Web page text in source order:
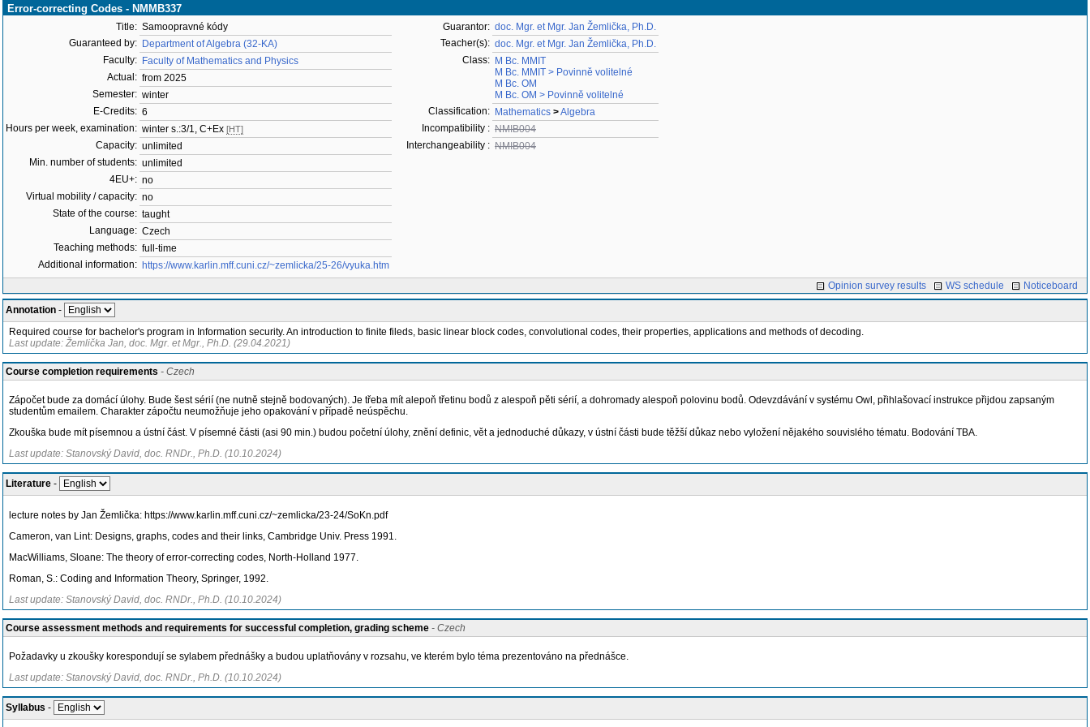
Error-correcting Codes - NMMB337
Title: Samoopravné kódy
Guaranteed by: Department of Algebra (32-KA)
Faculty: Faculty of Mathematics and Physics
Actual: from 2025
Semester: winter
E-Credits: 6
Hours per week, examination: winter s.:3/1, C+Ex [HT]
Capacity: unlimited
Min. number of students: unlimited
4EU+: no
Virtual mobility / capacity: no
State of the course: taught
Language: Czech
Teaching methods: full-time
Additional information: https://www.karlin.mff.cuni.cz/~zemlicka/25-26/vyuka.htm
Guarantor: doc. Mgr. et Mgr. Jan Žemlička, Ph.D.
Teacher(s): doc. Mgr. et Mgr. Jan Žemlička, Ph.D.
Class: M Bc. MMIT
M Bc. MMIT > Povinně volitelné
M Bc. OM
M Bc. OM > Povinně volitelné
Classification: Mathematics >Algebra
Incompatibility : NMIB004
Interchangeability : NMIB004
Opinion survey results WS schedule Noticeboard
Annotation -
Required course for bachelor's program in Information security. An introduction to finite fileds, basic linear block codes, convolutional codes, their properties, applications and methods of decoding.
Last update: Žemlička Jan, doc. Mgr. et Mgr., Ph.D. (29.04.2021)
Course completion requirements - Czech
Zápočet bude za domácí úlohy. Bude šest sérií (ne nutně stejně bodovaných). Je třeba mít alepoň třetinu bodů z alespoň pěti sérií, a dohromady alespoň polovinu bodů. Odevzdávání v systému Owl, přihlašovací instrukce přijdou zapsaným
studentům emailem. Charakter zápočtu neumožňuje jeho opakování v případě neúspěchu.
Zkouška bude mít písemnou a ústní část. V písemné části (asi 90 min.) budou početní úlohy, znění definic, vět a jednoduché důkazy, v ústní části bude těžší důkaz nebo vyložení nějakého souvislého tématu. Bodování TBA.
Last update: Stanovský David, doc. RNDr., Ph.D. (10.10.2024)
Literature -
lecture notes by Jan Žemlička: https://www.karlin.mff.cuni.cz/~zemlicka/23-24/SoKn.pdf
Cameron, van Lint: Designs, graphs, codes and their links, Cambridge Univ. Press 1991.
MacWilliams, Sloane: The theory of error-correcting codes, North-Holland 1977.
Roman, S.: Coding and Information Theory, Springer, 1992.
Last update: Stanovský David, doc. RNDr., Ph.D. (10.10.2024)
Course assessment methods and requirements for successful completion, grading scheme - Czech
Požadavky u zkoušky korespondují se sylabem přednášky a budou uplatňovány v rozsahu, ve kterém bylo téma prezentováno na přednášce.
Last update: Stanovský David, doc. RNDr., Ph.D. (10.10.2024)
Syllabus -